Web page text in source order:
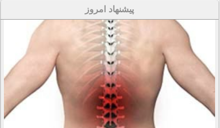
پیشنهاد امروز